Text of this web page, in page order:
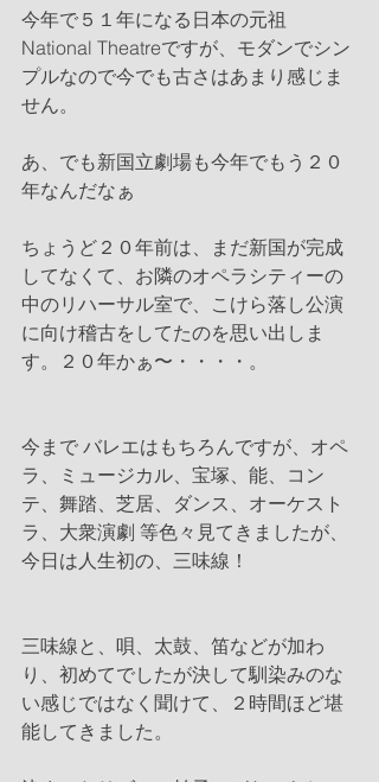
今年で５１年になる日本の元祖
National Theatreですが、モダンでシン
プルなので今でも古さはあまり感じま
せん。
あ、でも新国立劇場も今年でもう２０
年なんだなぁ
ちょうど２０年前は、まだ新国が完成
してなくて、お隣のオペラシティーの
中のリハーサル室で、こけら落し公演
に向け稽古をしてたのを思い出しま
す。２０年かぁ〜・・・・。
今まで バレエはもちろんですが、オペ
ラ、ミュージカル、宝塚、能、コン
テ、舞踏、芝居、ダンス、オーケスト
ラ、大衆演劇 等色々見てきましたが、
今日は人生初の、三味線！
三味線と、唄、太鼓、笛などが加わ
り、初めてでしたが決して馴染みのな
い感じではなく聞けて、２時間ほど堪
能してきました。